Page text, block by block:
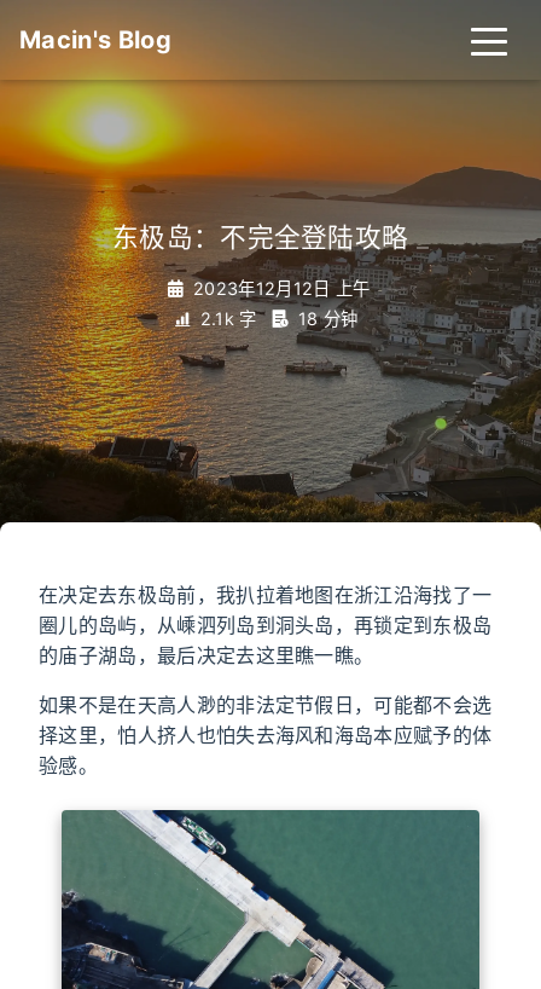
Macin's Blog
东极岛：不完全登陆攻略_
2023年12月12日 上午
2.1k 字
18 分钟
在决定去东极岛前，我扒拉着地图在浙江沿海找了一
圈儿的岛屿，从嵊泗列岛到洞头岛，再锁定到东极岛
的庙子湖岛，最后决定去这里瞧一瞧。
如果不是在天高人渺的非法定节假日，可能都不会选
择这里，怕人挤人也怕失去海风和海岛本应赋予的体
验感。